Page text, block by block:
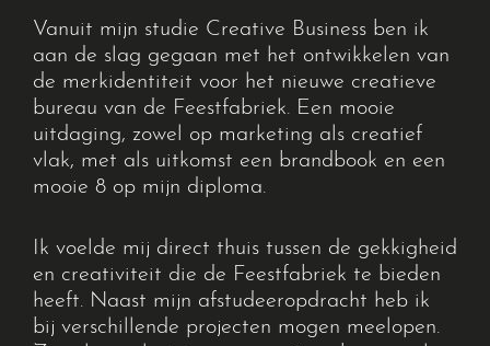
Vanuit mijn studie Creative Business ben ik
aan de slag gegaan met het ontwikkelen van
de merkidentiteit voor het nieuwe creatieve
bureau van de Feestfabriek. Een mooie
uitdaging, zowel op marketing als creatief
vlak, met als uitkomst een brandbook en een
mooie 8 op mijn diploma.
Ik voelde mij direct thuis tussen de gekkigheid
en creativiteit die de Feestfabriek te bieden
heeft. Naast mijn afstudeeropdracht heb ik
bij verschillende projecten mogen meelopen.